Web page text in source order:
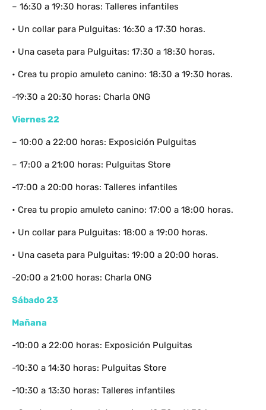
– 16:30 a 19:30 horas: Talleres infantiles
• Un collar para Pulguitas: 16:30 a 17:30 horas.
• Una caseta para Pulguitas: 17:30 a 18:30 horas.
• Crea tu propio amuleto canino: 18:30 a 19:30 horas.
-19:30 a 20:30 horas: Charla ONG
Viernes 22
– 10:00 a 22:00 horas: Exposición Pulguitas
– 17:00 a 21:00 horas: Pulguitas Store
-17:00 a 20:00 horas: Talleres infantiles
• Crea tu propio amuleto canino: 17:00 a 18:00 horas.
• Un collar para Pulguitas: 18:00 a 19:00 horas.
• Una caseta para Pulguitas: 19:00 a 20:00 horas.
-20:00 a 21:00 horas: Charla ONG
Sábado 23
Mañana
-10:00 a 22:00 horas: Exposición Pulguitas
-10:30 a 14:30 horas: Pulguitas Store
-10:30 a 13:30 horas: Talleres infantiles